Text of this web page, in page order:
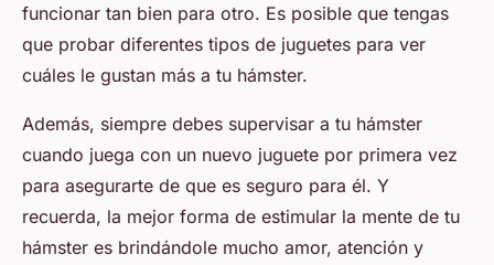
funcionar tan bien para otro. Es posible que tengas
que probar diferentes tipos de juguetes para ver
cuáles le gustan más a tu hámster.
Además, siempre debes supervisar a tu hámster
cuando juega con un nuevo juguete por primera vez
para asegurarte de que es seguro para él. Y
recuerda, la mejor forma de estimular la mente de tu
hámster es brindándole mucho amor, atención y